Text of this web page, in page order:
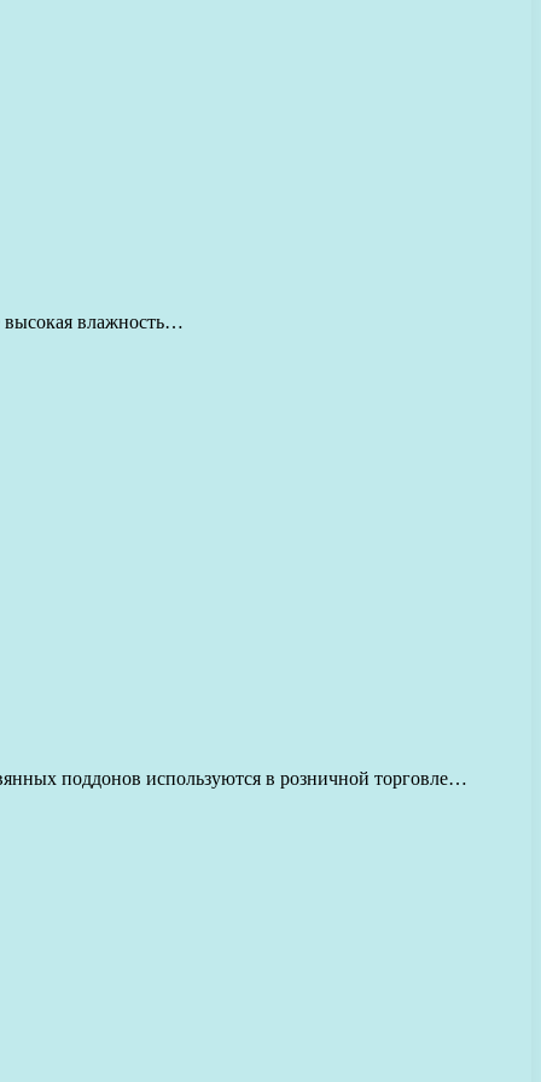
высокая влажность…
поддонов используются в розничной торговле…